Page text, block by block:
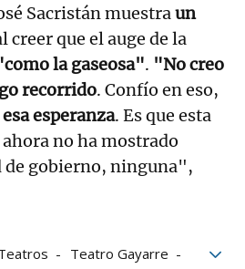
Sacristán muestraun
creer que el auge de la
la gaseosa". "No creo
recorrido. Confío en eso,
esperanza. Es que esta
no ha mostrado
de gobierno, ninguna",
Teatro Gayarre